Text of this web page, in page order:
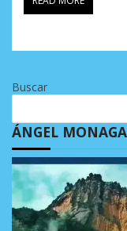
Buscar
ÁNGEL